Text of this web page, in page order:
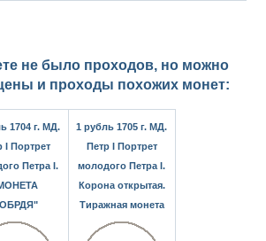
не было проходов, но можно
и проходы похожих монет:
1704 г. МД.
I Портрет
Петра I.
1 рубль 1705 г. МД.
Петр I Портрет
молодого Петра I.
Корона открытая.
Тиражная монета